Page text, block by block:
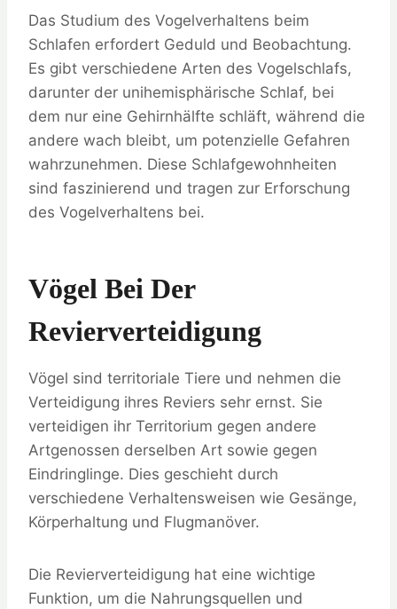
Das Studium des Vogelverhaltens beim
Schlafen erfordert Geduld und Beobachtung.
Es gibt verschiedene Arten des Vogelschlafs,
darunter der unihemisphärische Schlaf, bei
dem nur eine Gehirnhälfte schläft, während die
andere wach bleibt, um potenzielle Gefahren
wahrzunehmen. Diese Schlafgewohnheiten
sind faszinierend und tragen zur Erforschung
des Vogelverhaltens bei.
Vögel Bei Der
Revierverteidigung
Vögel sind territoriale Tiere und nehmen die
Verteidigung ihres Reviers sehr ernst. Sie
verteidigen ihr Territorium gegen andere
Artgenossen derselben Art sowie gegen
Eindringlinge. Dies geschieht durch
verschiedene Verhaltensweisen wie Gesänge,
Körperhaltung und Flugmanöver.
Die Revierverteidigung hat eine wichtige
Funktion, um die Nahrungsquellen und